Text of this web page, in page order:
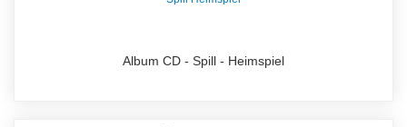
Album CD - Spill - Heimspiel